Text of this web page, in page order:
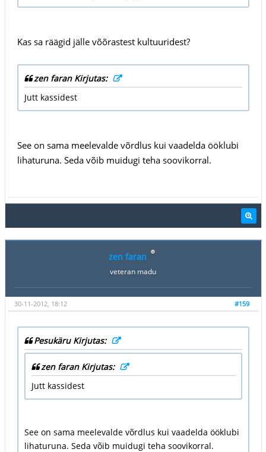
Kas sa räägid jälle võõrastest kultuuridest?
zen faran Kirjutas:
Jutt kassidest
See on sama meelevalde võrdlus kui vaadelda ööklubi
lihaturuna. Seda võib muidugi teha soovikorral.
zen faran
veteran madu
#159
30-11-2012, 18:12
Pesukäru Kirjutas:
zen faran Kirjutas:
Jutt kassidest
See on sama meelevalde võrdlus kui vaadelda ööklubi
lihaturuna. Seda võib muidugi teha soovikorral.